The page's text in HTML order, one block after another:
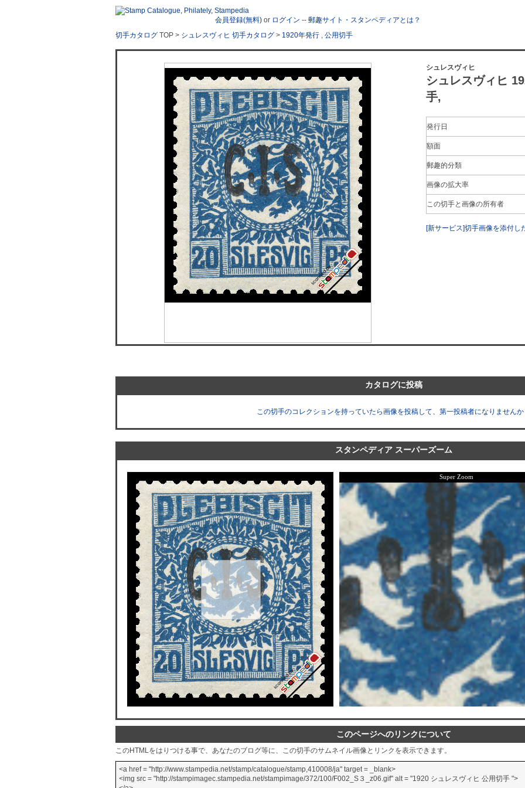
会員登録(無料) or ログイン -- 郵趣サイト・スタンペディアとは？
切手カタログ TOP > シュレスヴィヒ 切手カタログ > 1920年発行 , 公用切手
シュレスヴィヒ
シュレスヴィヒ
手,
発行日
額面
郵趣的分類
画像の拡大率
この切手と画像の所有者
[新サービス]切手画像を添付し
カタログに投稿
この切手のコレクションを持っていたら画像を投稿して、第一投稿者になりません
スタンペディア スーパーズーム
このページへのリンクについて
このHTMLをはりつける事で、あなたのブログ等に、この切手のサムネイル画像とリンクを表示できます。